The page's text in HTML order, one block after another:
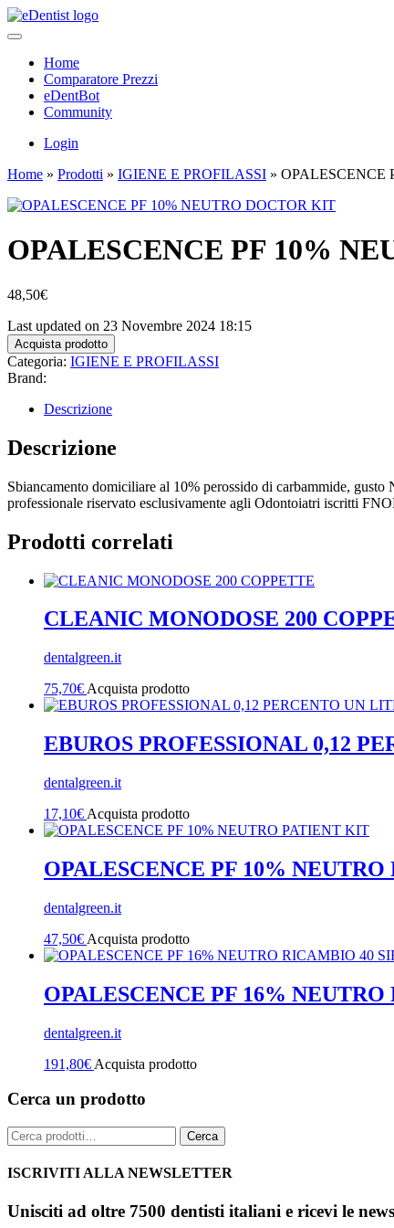
Home
Comparatore Prezzi
eDentBot
Community
Login
Home » Prodotti » IGIENE E PROFILASSI » OPALESCENCE
OPALESCENCE PF 10%
48,50€
Last updated on 23 Novembre 2024 18:15
Acquista prodotto
Categoria: IGIENE E PROFILASSI
Brand:
Descrizione
Descrizione
Sbiancamento domiciliare al 10% perossido di carbammide,
professionale riservato esclusivamente agli Odontoiatri iscritti
Prodotti correlati
CLEANIC MONODOSE 200
dentalgreen.it
75,70€ Acquista prodotto
EBUROS PROFESSIONAL 0,12
dentalgreen.it
17,10€ Acquista prodotto
OPALESCENCE PF 10%
dentalgreen.it
47,50€ Acquista prodotto
OPALESCENCE PF 16%
dentalgreen.it
191,80€ Acquista prodotto
Cerca un prodotto
Cerca: Cerca
ISCRIVITI ALLA NEWSLETTER
Unisciti ad oltre 7500 dentisti italiani e ricevi le